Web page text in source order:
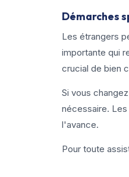
Démarches
Les étrangers
importante qui
crucial de bien
Si vous
nécessaire.
l'avance.
Pour toute